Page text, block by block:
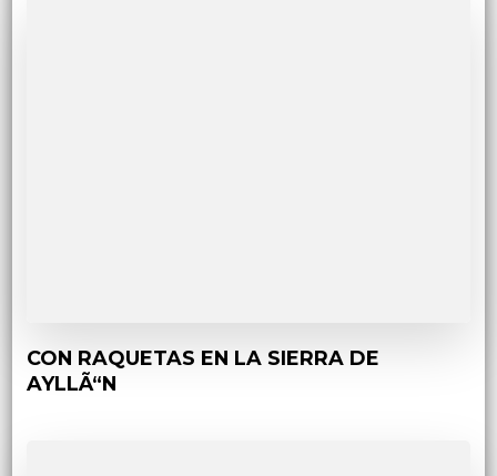
CON RAQUETAS EN LA SIERRA DE
AYLLÃ“N